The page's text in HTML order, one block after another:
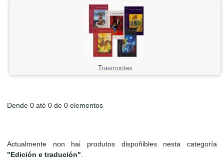
Trasmontes
Dende 0 até 0 de 0 elementos
Actualmente non hai produtos dispoñibles nesta categoría
"Edición e tradución"